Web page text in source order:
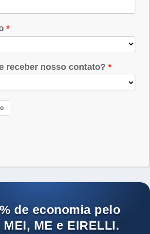
de economia pelo
MEI, ME e EIRELLI.